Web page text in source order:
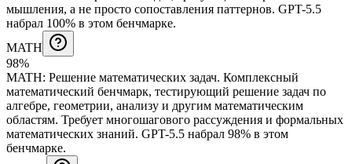
мышления, а не просто сопоставления паттернов. GPT-5.5
набрал 100% в этом бенчмарке.
MATH
98%
MATH: Решение математических задач. Комплексный
математический бенчмарк, тестирующий решение задач по
алгебре, геометрии, анализу и другим математическим
областям. Требует многошагового рассуждения и формальных
математических знаний. GPT-5.5 набрал 98% в этом
бенчмарке.